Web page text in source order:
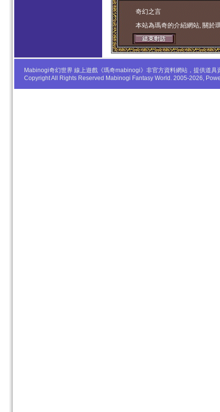
学生妹 奇幻之言
本站為瑪奇的介紹網站, 關於
Mabinogi奇幻世界 線上遊戲《瑪奇mabinogi》非官方資料網站，提供道
Copyright All Rights Reserved Mabinogi Fantasy World. 2005-2026,